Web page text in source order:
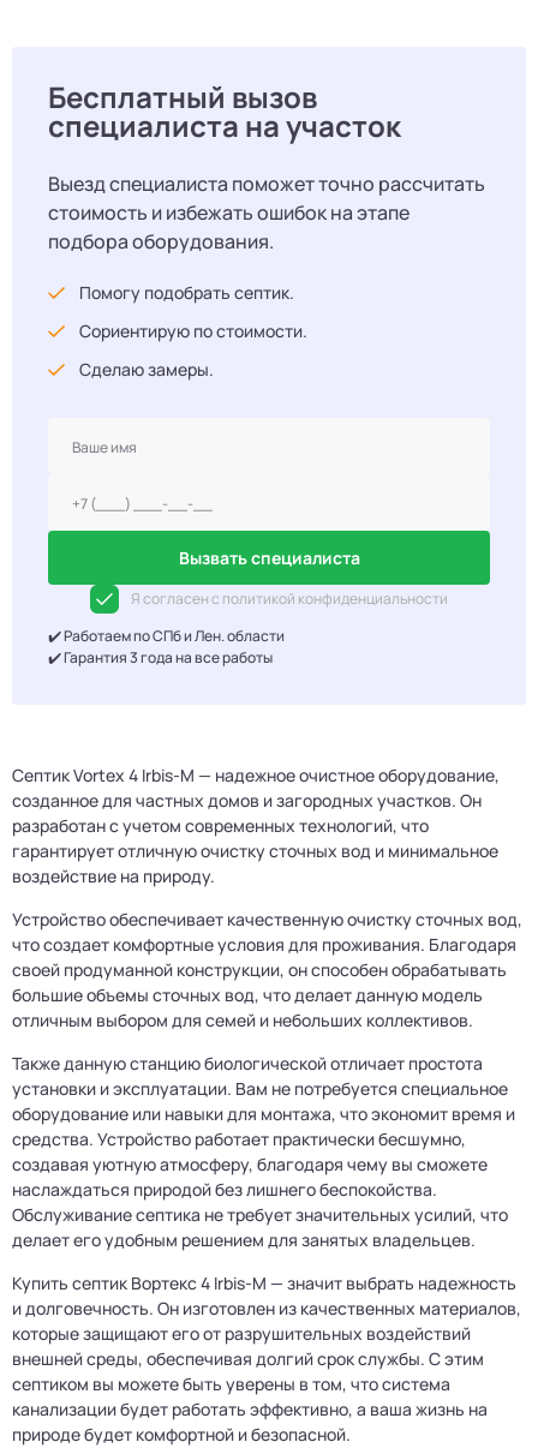
Бесплатный вызов
специалиста на участок
Выезд специалиста поможет точно рассчитать
стоимость и избежать ошибок на этапе
подбора оборудования.
Помогу подобрать септик.
Сориентирую по стоимости.
Сделаю замеры.
Вызвать специалиста
Я согласен с политикой конфиденциальности
✔️ Работаем по СПб и Лен. области
✔️ Гарантия 3 года на все работы
Септик Vortex 4 Irbis-M — надежное очистное оборудование,
созданное для частных домов и загородных участков. Он
разработан с учетом современных технологий, что
гарантирует отличную очистку сточных вод и минимальное
воздействие на природу.
Устройство обеспечивает качественную очистку сточных вод,
что создает комфортные условия для проживания. Благодаря
своей продуманной конструкции, он способен обрабатывать
большие объемы сточных вод, что делает данную модель
отличным выбором для семей и небольших коллективов.
Также данную станцию биологической отличает простота
установки и эксплуатации. Вам не потребуется специальное
оборудование или навыки для монтажа, что экономит время и
средства. Устройство работает практически бесшумно,
создавая уютную атмосферу, благодаря чему вы сможете
наслаждаться природой без лишнего беспокойства.
Обслуживание септика не требует значительных усилий, что
делает его удобным решением для занятых владельцев.
Купить септик Вортекс 4 Irbis-M — значит выбрать надежность
и долговечность. Он изготовлен из качественных материалов,
которые защищают его от разрушительных воздействий
внешней среды, обеспечивая долгий срок службы. С этим
септиком вы можете быть уверены в том, что система
канализации будет работать эффективно, а ваша жизнь на
природе будет комфортной и безопасной.